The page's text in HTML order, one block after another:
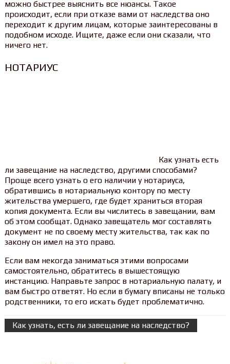
можно быстрее выяснить все нюансы. Такое
происходит, если при отказе вами от наследства оно
переходит к другим лицам, которые заинтересованы в
подобном исходе. Ищите, даже если они сказали, что
ничего нет.
НОТАРИУС
Как узнать есть
ли завещание на наследство, другими способами?
Проще всего узнать о его наличии у нотариуса,
обратившись в нотариальную контору по месту
жительства умершего, где будет храниться вторая
копия документа. Если вы числитесь в завещании, вам
об этом сообщат. Однако завещатель мог составлять
документ не по своему месту жительства, так как по
закону он имел на это право.
Если вам некогда заниматься этими вопросами
самостоятельно, обратитесь в вышестоящую
инстанцию. Направьте запрос в нотариальную палату, и
вам быстро ответят. Но если в бумагу вписаны не только
родственники, то его искать будет проблематично.
Как узнать, есть ли завещание на наследство?